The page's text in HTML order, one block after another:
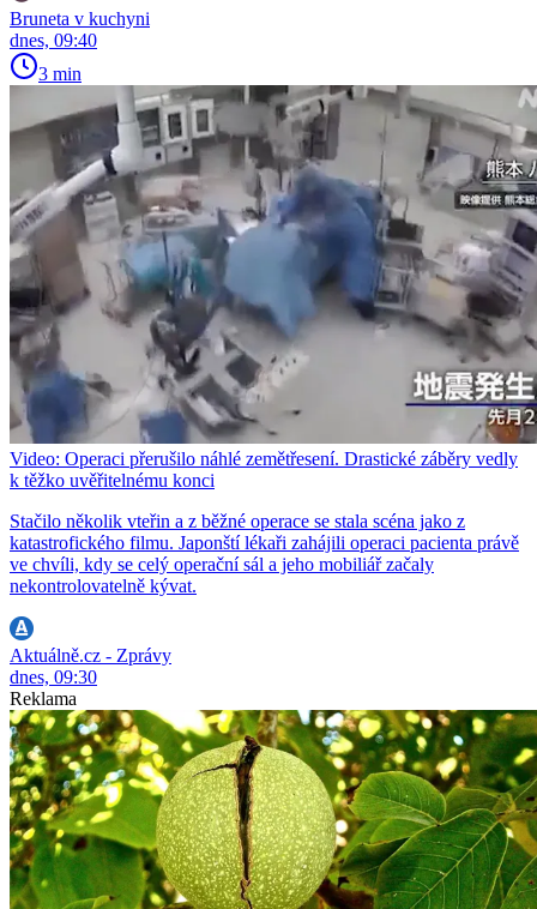
Bruneta v kuchyni
dnes, 09:40
3 min
Video: Operaci přerušilo náhlé zemětřesení. Drastické záběry vedly
k těžko uvěřitelnému konci
Stačilo několik vteřin a z běžné operace se stala scéna jako z
katastrofického filmu. Japonští lékaři zahájili operaci pacienta právě
ve chvíli, kdy se celý operační sál a jeho mobiliář začaly
nekontrolovatelně kývat.
Aktuálně.cz - Zprávy
dnes, 09:30
Reklama